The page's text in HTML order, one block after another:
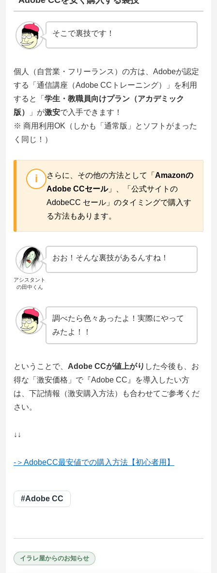
そこで裏技です！
個人（自営業・フリーランス）の方は、Adobeが認定
する「通信講座（Adobe CCトレーニング）」を利用
すると「 学⽣・教職員向けプラン（アカデミック
版）
」が激安で入手できます！
※ 商用利用OK（しかも「通常版」とソフトがまった
く同じ！）
i さらに、その他の方法として「 Amazonの
Adobe CCセール」、「公式サイトの
AdobeCC セール」のタイミングで購入す
る方法もあります。
アシスタント
の田中くん
おお！そんな裏技があるんすね！
調べたら色々あったよ！実際にやって
みたよ！！
ということで、 Adobe CCが値上がり した今後も、お
得な「激安価格」で『Adobe CC』を導入したい方
は、下記情報（激安購入方法）も合わせてご参考くだ
さい。
↓↓
-＞AdobeCC最安値での購入方法【初心者用】
#Adobe CC
イラレ屋からのお知らせ